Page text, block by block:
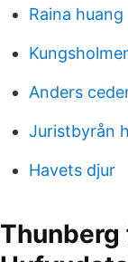
Raina huang
Anders
Juristbyrån
Havets djur
Thunberg